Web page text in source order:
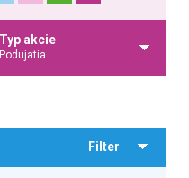
Typ akcie
Podujatia
Filter